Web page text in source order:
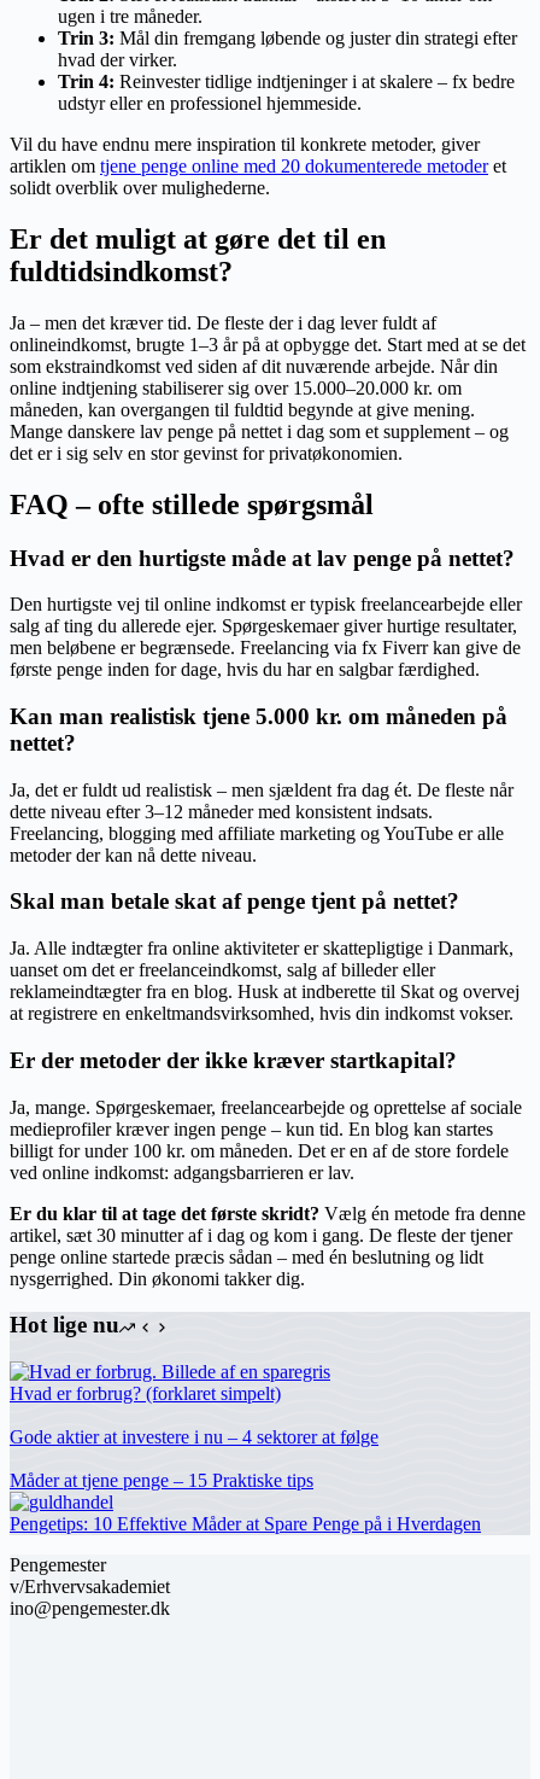
ugen i tre måneder.
Trin 3: Mål din fremgang løbende og juster din strategi efter
hvad der virker.
Trin 4: Reinvester tidlige indtjeninger i at skalere – fx bedre
udstyr eller en professionel hjemmeside.
Vil du have endnu mere inspiration til konkrete metoder, giver
artiklen om tjene penge online med 20 dokumenterede metoderet
solidt overblik over mulighederne.
Er det muligt at gøre det til en
fuldtidsindkomst?
Ja – men det kræver tid. De fleste der i dag lever fuldt af
onlineindkomst, brugte 1–3 år på at opbygge det. Start med at se det
som ekstraindkomst ved siden af dit nuværende arbejde. Når din
online indtjening stabiliserer sig over 15.000–20.000 kr. om
måneden, kan overgangen til fuldtid begynde at give mening.
Mange danskere lav penge på nettet i dag som et supplement – og
det er i sig selv en stor gevinst for privatøkonomien.
FAQ – ofte stillede spørgsmål
Hvad er den hurtigste måde at lav penge på nettet?
Den hurtigste vej til online indkomst er typisk freelancearbejde eller
salg af ting du allerede ejer. Spørgeskemaer giver hurtige resultater,
men beløbene er begrænsede. Freelancing via fx Fiverr kan give de
første penge inden for dage, hvis du har en salgbar færdighed.
Kan man realistisk tjene 5.000 kr. om måneden på
nettet?
Ja, det er fuldt ud realistisk – men sjældent fra dag ét. De fleste når
dette niveau efter 3–12 måneder med konsistent indsats.
Freelancing, blogging med affiliate marketing og YouTube er alle
metoder der kan nå dette niveau.
Skal man betale skat af penge tjent på nettet?
Ja. Alle indtægter fra online aktiviteter er skattepligtige i Danmark,
uanset om det er freelanceindkomst, salg af billeder eller
reklameindtægter fra en blog. Husk at indberette til Skat og overvej
at registrere en enkeltmandsvirksomhed, hvis din indkomst vokser.
Er der metoder der ikke kræver startkapital?
Ja, mange. Spørgeskemaer, freelancearbejde og oprettelse af sociale
medieprofiler kræver ingen penge – kun tid. En blog kan startes
billigt for under 100 kr. om måneden. Det er en af de store fordele
ved online indkomst: adgangsbarrieren er lav.
Er du klar til at tage det første skridt? Vælg én metode fra denne
artikel, sæt 30 minutter af i dag og kom i gang. De fleste der tjener
penge online startede præcis sådan – med én beslutning og lidt
nysgerrighed. Din økonomi takker dig.
Hot lige nu
Hvad er forbrug? (forklaret simpelt)
Gode aktier at investere i nu – 4 sektorer at følge
Måder at tjene penge – 15 Praktiske tips
Pengetips: 10 Effektive Måder at Spare Penge på i Hverdagen
Pengemester
v/Erhvervsakademiet
ino@pengemester.dk